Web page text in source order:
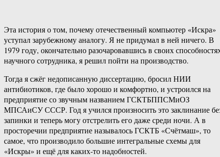
Эта история о том, почему отечественный компьютер «Искра»
уступал зарубежному аналогу. Я не придумал в ней ничего. В
1979 году, окончательно разочаровавшись в своих
научного сотрудника, я решил пойти на производство.
Тогда я сжёг недописанную диссертацию, бросил НИИ
антибиотиков, где было хорошо и комфортно, и устроился на
предприятие со звучным названием ГСКТБППСМиОЗ
МПСАиСУ СССР. Год я учился произносить это заклинание
запинки и теперь могу отстрелить его даже среди ночи. А в
просторечии предприятие называлось ГСКТБ «Счётмаш», то
самое, что производило большие интегральные схемы для
«Искры» и ещё для каких-то надобностей.